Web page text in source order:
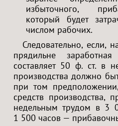
избыточного,
который будет
числом рабочих.
Следовательно, если,
прядильне
составляет 50 ф. ст. в
производства должно
при том
средств производства,
недельным трудом в 3
1 500 часов —